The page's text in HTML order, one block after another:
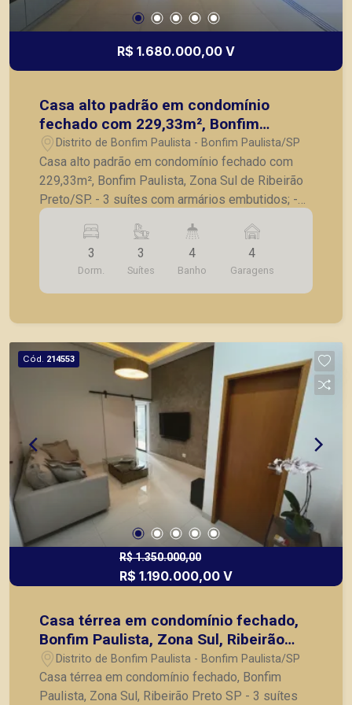
R$ 1.680.000,00 V
Casa alto padrão em condomínio
fechado com 229,33m², Bonfim
Paulista, Zona Sul de Ribeirão
Preto/SP.
Distrito de Bonfim Paulista - Bonfim Paulista/SP
Casa alto padrão em condomínio fechado com
229,33m², Bonfim Paulista, Zona Sul de Ribeirão
Preto/SP. - 3 suítes com armários embutidos; -
Escritório; - Lavabo; - Sala para 2 ambientes com
pé direito duplo; - Varanda gourmet; - Cozinha
planejada; - Área de serviço; - Piscina; - Jardim; -
Energia fotovoltaica; - Boiler com aquecedor; - 4
vagas de garagem. A Piramid tem como objetivo
ou mesmo nos principais lançamentos da cidade
de Ribeirão Preto.
3
Dorm.
3
Suítes
4
Banho
4
Garagens
Cód. 214553
R$ 1.350.000,00
R$ 1.190.000,00 V
Casa térrea em condomínio fechado,
Bonfim Paulista, Zona Sul, Ribeirão
Preto SP
Distrito de Bonfim Paulista - Bonfim Paulista/SP
Casa térrea em condomínio fechado, Bonfim
Paulista, Zona Sul, Ribeirão Preto SP - 3 suítes